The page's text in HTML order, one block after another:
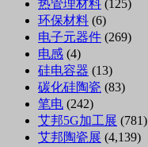
热管理材料 (125)
环保材料 (6)
电子元器件 (269)
电感 (4)
硅电容器 (13)
碳化硅陶瓷 (83)
笔电 (242)
艾邦5G加工展 (781)
艾邦陶瓷展 (4,139)